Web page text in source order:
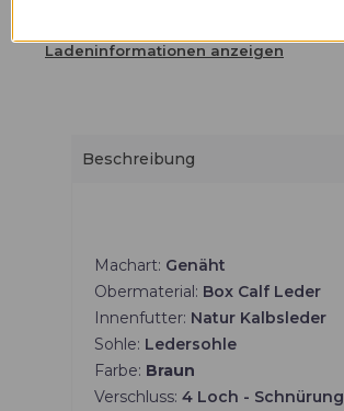
Ladeninformationen anzeigen
Beschreibung
Machart: Genäht
Obermaterial: Box Calf Leder
Innenfutter: Natur Kalbsleder
Sohle: Ledersohle
Farbe: Braun
Verschluss: 4 Loch - Schnürung